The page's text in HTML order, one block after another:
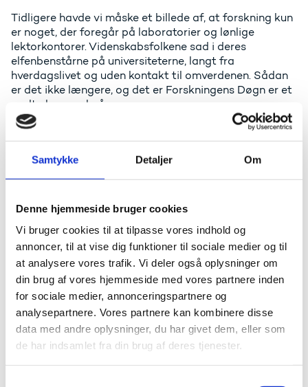
Samtykke Detaljer Om
Denne hjemmeside bruger cookies
Vi bruger cookies til at tilpasse vores indhold og
annoncer, til at vise dig funktioner til sociale medier og til
at analysere vores trafik. Vi deler også oplysninger om
din brug af vores hjemmeside med vores partnere inden
for sociale medier, annonceringspartnere og
analysepartnere. Vores partnere kan kombinere disse
data med andre oplysninger, du har givet dem, eller som
de har indsamlet fra din brug af deres tjenester.
Tidligere havde vi måske et billede af, at forskning kun
er noget, der foregår på laboratorier og lønlige
lektorkontorer. Videnskabsfolkene sad i deres
elfenbenstårne på universiteterne, langt fra
hverdagslivet og uden kontakt til omverdenen. Sådan
er det ikke længere, og det er Forskningens Døgn er et
godt eksempel på.
I den her uge gør 300 forskere videnskaben
nærværende for både store og små gennem
undervisning, foredrag og events i hele landet.
I gør os klogere på demokrati og diktatur, vikingetiden,
Når vi inddrages i jeres opklaringsarbejde, smittes vi af
jeres begejstring. Det er god forskningsformidling, og
det kan vi ikke få nok af.
At navigere i viden
Viden bliver i dag formidlet til os på nye måder.
Spredningen sker med lynets hast.